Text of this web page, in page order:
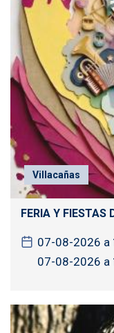
Villacañas
FERIA Y FIESTAS
07-08-2026 a
07-08-2026 a